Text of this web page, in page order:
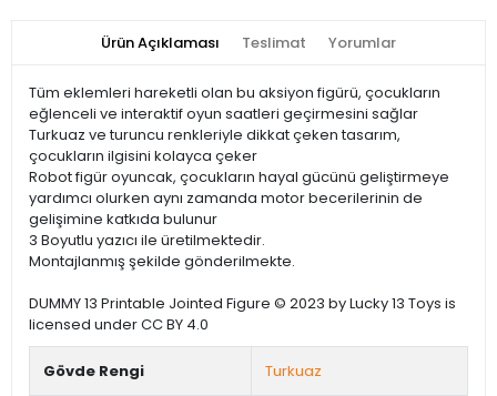
Ürün Açıklaması Teslimat Yorumlar
Tüm eklemleri hareketli olan bu aksiyon figürü, çocukların
eğlenceli ve interaktif oyun saatleri geçirmesini sağlar
Turkuaz ve turuncu renkleriyle dikkat çeken tasarım,
çocukların ilgisini kolayca çeker
Robot figür oyuncak, çocukların hayal gücünü geliştirmeye
yardımcı olurken aynı zamanda motor becerilerinin de
gelişimine katkıda bulunur
3 Boyutlu yazıcı ile üretilmektedir.
Montajlanmış şekilde gönderilmekte.
DUMMY 13 Printable Jointed Figure © 2023 by Lucky 13 Toys is
licensed under CC BY 4.0
Gövde Rengi Turkuaz